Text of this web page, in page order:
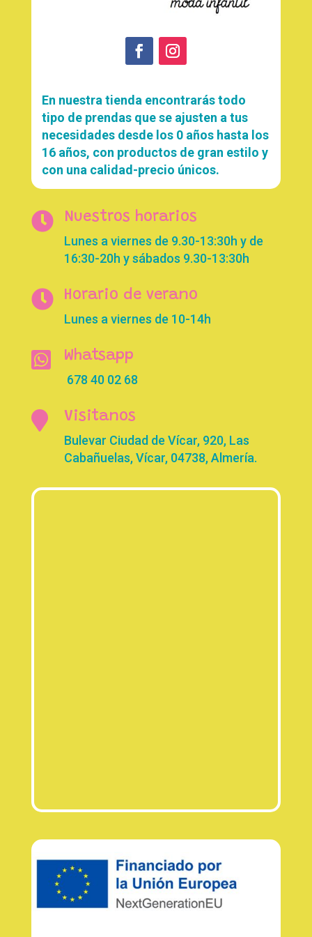
En nuestra tienda encontrarás todo
tipo de prendas que se ajusten a tus
necesidades desde los 0 años hasta los
16 años, con productos de gran estilo y
con una calidad-precio únicos.
 Nuestros horarios
Lunes a viernes de 9.30-13:30h y de
16:30-20h y sábados 9.30-13:30h
 Horario de verano
Lunes a viernes de 10-14h
 Whatsapp
678 40 02 68
 Visitanos
Bulevar Ciudad de Vícar, 920, Las
Cabañuelas, Vícar, 04738, Almería.